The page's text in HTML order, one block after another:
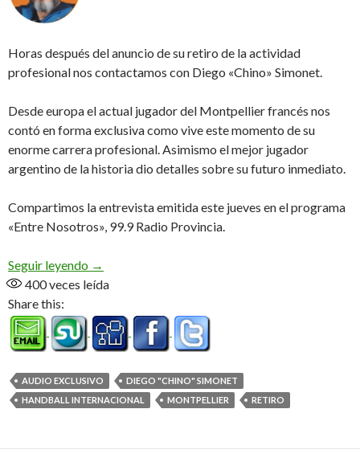
Horas después del anuncio de su retiro de la actividad
profesional nos contactamos con Diego «Chino» Simonet.
Desde europa el actual jugador del Montpellier francés nos
contó en forma exclusiva como vive este momento de su
enorme carrera profesional. Asimismo el mejor jugador
argentino de la historia dio detalles sobre su futuro inmediato.
Compartimos la entrevista emitida este jueves en el programa
«Entre Nosotros», 99.9 Radio Provincia.
Seguir leyendo «Me voy amigo del handball, en un buen
→
400veces leída
Share this:
AUDIO EXCLUSIVO
DIEGO "CHINO" SIMONET
HANDBALL INTERNACIONAL
MONTPELLIER RETIRO